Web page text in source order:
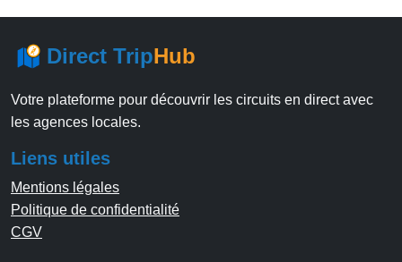
Direct TripHub
Votre plateforme pour découvrir les circuits en direct avec
les agences locales.
Liens utiles
Mentions légales
Politique de confidentialité
CGV